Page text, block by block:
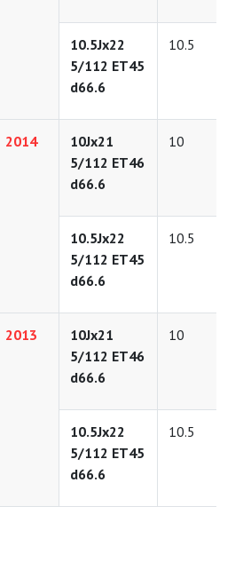
10.5Jx22
5/112 ET45
d66.6
10.5
2014
10Jx21
5/112 ET46
d66.6
10
10.5Jx22
5/112 ET45
d66.6
10.5
2013
10Jx21
5/112 ET46
d66.6
10
10.5Jx22
5/112 ET45
d66.6
10.5